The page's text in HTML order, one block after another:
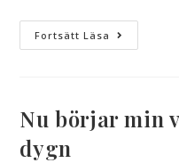
Fortsätt Läsa
Nu börjar min
dygn